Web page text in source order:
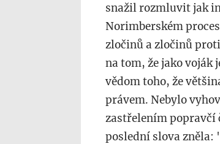
snažil rozmluvit jak
Norimberském
zločinů a zločinů
na tom, že jako voják
vědom toho, že
právem. Nebylo
zastřelením popravčí
poslední slova zněla: